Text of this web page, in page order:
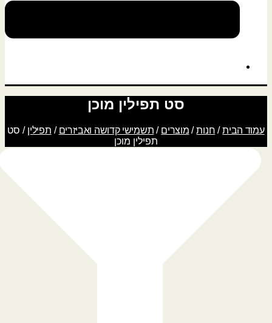
סט תפילין מוכן
עמוד הבית/ חנות/ מוצרים/ תשמישי קדושה ואביזרים/ תפילין/ סט
תפילין מוכן